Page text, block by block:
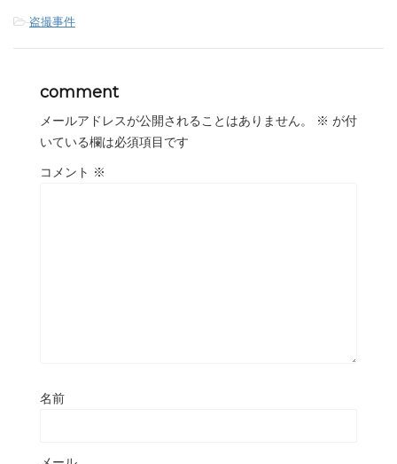
-盗撮事件
comment
メールアドレスが公開されることはありません。 ※ が付
いている欄は必須項目です
コメント ※
名前